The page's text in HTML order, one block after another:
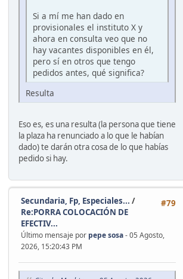
Si a mí me han dado en
provisionales el instituto X y
ahora en consulta veo que no
hay vacantes disponibles en él,
pero sí en otros que tengo
pedidos antes, qué significa?
Resulta
Eso es, es una resulta (la persona que tiene
la plaza ha renunciado a lo que le habían
dado) te darán otra cosa de lo que habías
pedido si hay.
#79
Secundaria, Fp, Especiales... /
Re:PORRA COLOCACIÓN DE
EFECTIV...
Último mensaje por pepe sosa- 05 Agosto,
2026, 15:20:43 PM